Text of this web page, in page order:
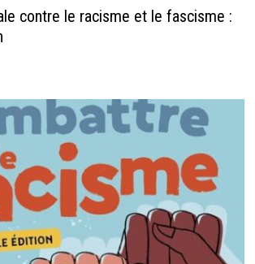
contre le racisme et le fascisme :